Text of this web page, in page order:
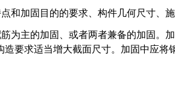
和加固目的的要求、构件几何尺寸、
为主的加固、或者两者兼备的加固。
要求适当增大截面尺寸。加固中应将